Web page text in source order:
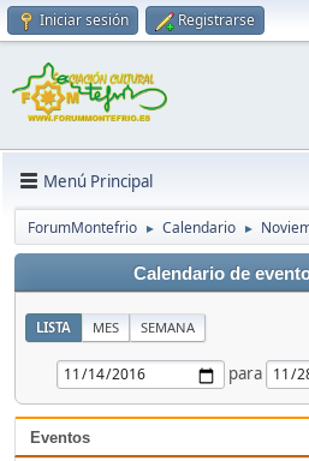
Iniciar sesión Registrarse
Menú Principal
ForumMontefrio ► Calendario ►
Calendario de
LISTA MES SEMANA
para
Eventos